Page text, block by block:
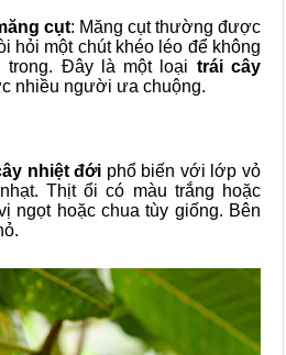
cụt: Măng cụt thường được
hỏi một chút khéo léo để không
trong. Đây là một loại trái cây
nhiều người ưa chuộng.
nhiệt đới phổ biến với lớp vỏ
Thịt ổi có màu trắng hoặc
ngọt hoặc chua tùy giống. Bên